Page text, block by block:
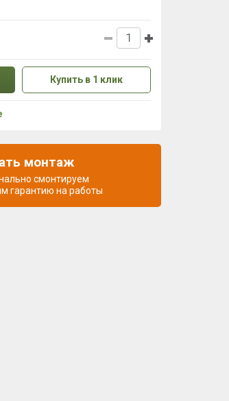
Купить в 1 клик
монтаж
смонтируем
гарантию на работы